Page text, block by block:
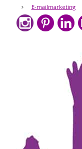
E-mailmarketing